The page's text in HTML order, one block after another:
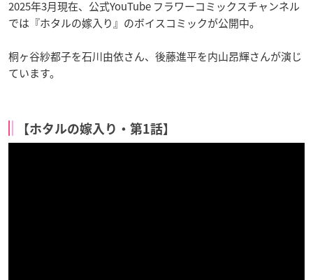
2025年3月現在、公式YouTube フラワーコミックスチャンネル
では『ホタルの嫁入り』のボイスコミックが公開中。
桐ヶ谷紗都子を石川由依さん、後藤進平を内山昂輝さんが演じ
ています。
【ホタルの嫁入り・第1話】